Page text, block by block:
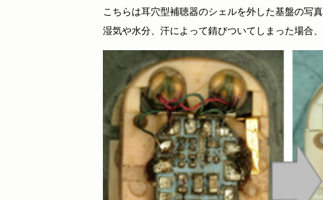
こちらは耳穴型補聴器のシェルを外した基盤の写真
湿気や水分、汗によって錆びついてしまった場合